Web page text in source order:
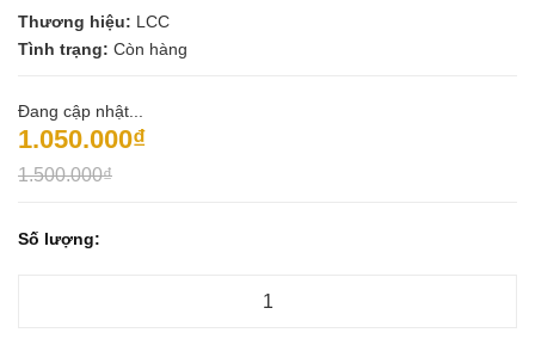
Thương hiệu: LCC
Tình trạng: Còn hàng
Đang cập nhật...
1.050.000₫
1.500.000₫
Số lượng: